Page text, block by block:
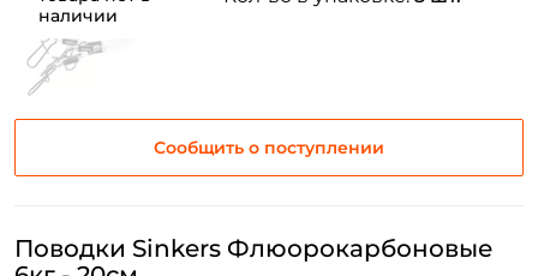
наличии
Сообщить о поступлении
Поводки Sinkers Флюорокарбоновые
Создать аккаунт